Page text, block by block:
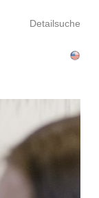
Detailsuche